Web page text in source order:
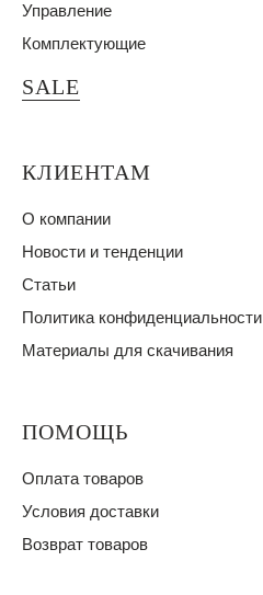
Управление
Комплектующие
SALE
КЛИЕНТАМ
О компании
Новости и тенденции
Статьи
Политика конфиденциальности
Материалы для скачивания
ПОМОЩЬ
Оплата товаров
Условия доставки
Возврат товаров